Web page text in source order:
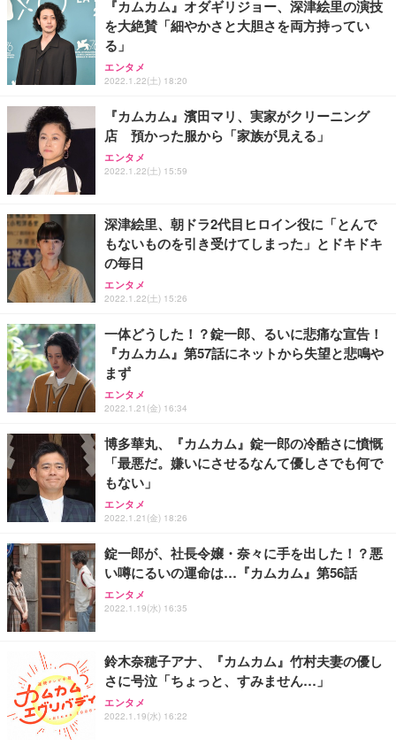
務用 おしゃれ パソコンチェア (ブラック)
Sezlife オフィスチェア デスクチェア 疲れない テレ
ワーク チェア 強化バックレスト 30度ロッキング機
能 人間工学 椅子 腰サポート 90度跳ね上げ式アーム
レスト 3Dヘッドレスト ハンガー付き 高反発クッシ
務用 おしゃれ パソコンチェア (ホワイト)
ANDWINT オフィスチェア デスクチェア 肘なし メ
ッシュ 通気性 ランバーサポート付き 腰サポート ガ
ス圧無段階昇降 360度回転 キャスター付き コンパク
【整備済み品】Dell E2724HS 27インチ 液晶モニタ
ー フルHD（1920×1080）VA 非光沢 HDMI/DisplayP
ort/VGA スピーカー内蔵 高さ調整 スイベル VESA対
応 ComfortView ビジネス向け
￥15,800
【MiniLED/24.5inch/280Hz/FHD】GRAPHT THE S
HOOTER Gaming Monitor 24” Essential ゲーミン
グモニター QD 24.5インチ 1ms FHD 量子ドット 残
Smart Basic(スマートベーシック) 【Amazon.co.jp
限定】 Smart Basic アイリスオーヤマ ペットシーツ
超厚型 お徳用 ワイド 100枚入 (x 1) (ケース販売)
アイリスオーヤマ ペットシーツ 超厚型 お徳用 レギ
ュラー 200枚入【Amazon.co.jp限定】
『カムカム』オダギリジョー、深津絵里の演技
を大絶賛「細やかさと大胆さを両方持ってい
る」
エンタメ
2022.1.22(土) 18:20
『カムカム』濱田マリ、実家がクリーニング
店 預かった服から「家族が見える」
エンタメ
2022.1.22(土) 15:59
深津絵里、朝ドラ2代目ヒロイン役に「とんで
もないものを引き受けてしまった」とドキドキ
の毎日
エンタメ
2022.1.22(土) 15:26
一体どうした！？錠一郎、るいに悲痛な宣告！
『カムカム』第57話にネットから失望と悲鳴や
まず
エンタメ
2022.1.21(金) 16:34
博多華丸、『カムカム』錠一郎の冷酷さに憤慨
「最悪だ。嫌いにさせるなんて優しさでも何で
もない」
エンタメ
2022.1.21(金) 18:26
錠一郎が、社長令嬢・奈々に手を出した！？悪
い噂にるいの運命は…『カムカム』第56話
エンタメ
2022.1.19(水) 16:35
鈴木奈穂子アナ、『カムカム』竹村夫妻の優し
さに号泣「ちょっと、すみません…」
エンタメ
2022.1.19(水) 16:22